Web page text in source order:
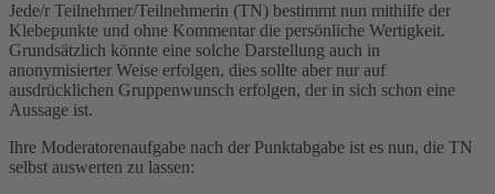
Jede/r Teilnehmer/Teilnehmerin (TN) bestimmt nun mithilfe der
Klebepunkte und ohne Kommentar die persönliche Wertigkeit.
Grundsätzlich könnte eine solche Darstellung auch in
anonymisierter Weise erfolgen, dies sollte aber nur auf
ausdrücklichen Gruppenwunsch erfolgen, der in sich schon eine
Aussage ist.
Ihre Moderatorenaufgabe nach der Punktabgabe ist es nun, die TN
selbst auswerten zu lassen: